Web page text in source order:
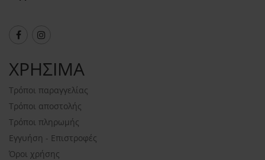
ΧΡΗΣΙΜΑ
Τρόποι παραγγελίας
Τρόποι αποστολής
Τρόποι πληρωμής
Εγγυήση - Επιστροφές
Όροι χρήσης